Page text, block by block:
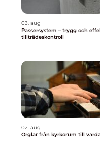
03. aug
Passersystem – trygg och
tillträdeskontroll
02. aug
Orglar från kyrkorum till